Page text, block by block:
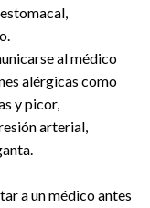
al médico
alérgicas como
y picor,
arterial,
a un médico antes